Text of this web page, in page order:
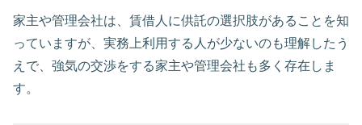
家主や管理会社は、賃借人に供託の選択肢があることを知
っていますが、実務上利用する人が少ないのも理解したう
えで、強気の交渉をする家主や管理会社も多く存在しま
す。